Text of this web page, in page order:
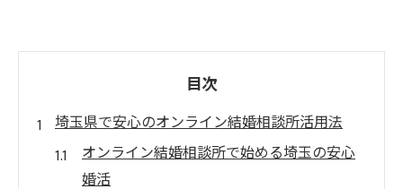
目次
埼玉県で安心のオンライン結婚相談所活用法
オンライン結婚相談所で始める埼玉の安心
婚活